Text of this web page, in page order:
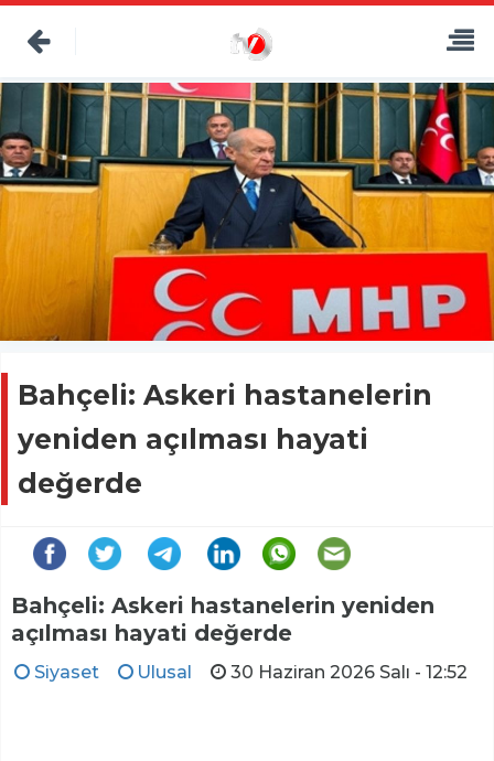
Bahçeli: Askeri hastanelerin
yeniden açılması hayati
değerde
Bahçeli: Askeri hastanelerin yeniden
açılması hayati değerde
Siyaset Ulusal 30 Haziran 2026 Salı - 12:52